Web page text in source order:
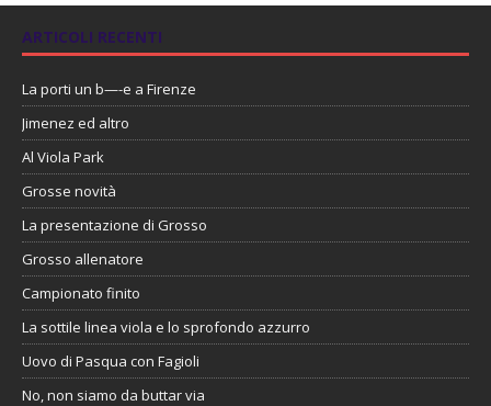
ARTICOLI RECENTI
La porti un b—-e a Firenze
Jimenez ed altro
Al Viola Park
Grosse novità
La presentazione di Grosso
Grosso allenatore
Campionato finito
La sottile linea viola e lo sprofondo azzurro
Uovo di Pasqua con Fagioli
No, non siamo da buttar via